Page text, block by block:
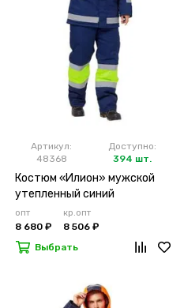
Артикул:
48368
Доступно:
394 шт.
Костюм «Илион» мужской
утепленный синий
опт
8 680 ₽
кр.опт
8 506 ₽
Выбрать